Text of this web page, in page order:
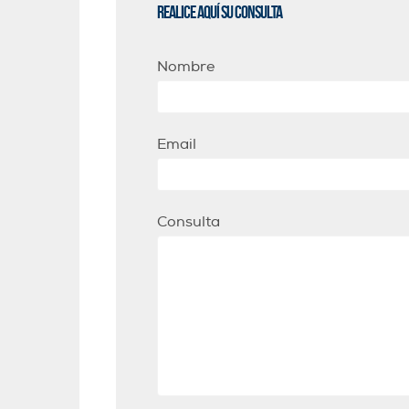
Realice aquí su consulta
Nombre
Email
Consulta